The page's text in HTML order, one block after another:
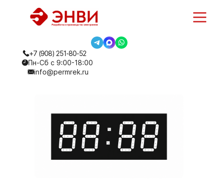
+7 (908) 251-80-52
Пн-Сб с 9:00-18:00
info@permrek.ru